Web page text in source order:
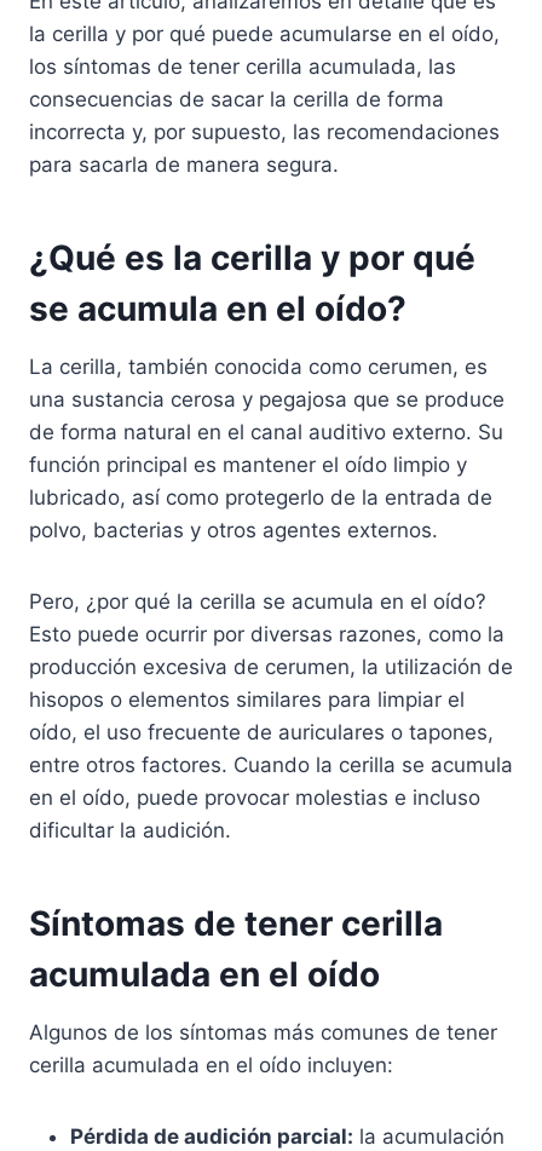
la cerilla y por qué puede acumularse en el oído,
los síntomas de tener cerilla acumulada, las
consecuencias de sacar la cerilla de forma
incorrecta y, por supuesto, las recomendaciones
para sacarla de manera segura.
¿Qué es la cerilla y por qué
se acumula en el oído?
La cerilla, también conocida como cerumen, es
una sustancia cerosa y pegajosa que se produce
de forma natural en el canal auditivo externo. Su
función principal es mantener el oído limpio y
lubricado, así como protegerlo de la entrada de
polvo, bacterias y otros agentes externos.
Pero, ¿por qué la cerilla se acumula en el oído?
Esto puede ocurrir por diversas razones, como la
producción excesiva de cerumen, la utilización de
hisopos o elementos similares para limpiar el
oído, el uso frecuente de auriculares o tapones,
entre otros factores. Cuando la cerilla se acumula
en el oído, puede provocar molestias e incluso
dificultar la audición.
Síntomas de tener cerilla
acumulada en el oído
Algunos de los síntomas más comunes de tener
cerilla acumulada en el oído incluyen:
Pérdida de audición parcial: la acumulación